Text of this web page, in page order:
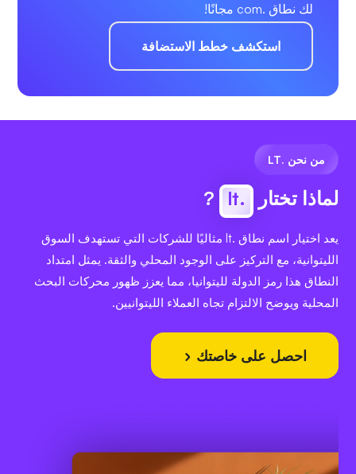
لك نطاق .com مجانًا!
استكشف خطط الاستضافة
من نحن .LT
لماذا تختار .lt
?
يعد اختيار اسم نطاق .lt مثاليًا للشركات التي تستهدف السوق
الليتوانية، مع التركيز على الوجود المحلي والثقة. يمثل امتداد
النطاق هذا رمز الدولة لليتوانيا، مما يعزز ظهور محركات البحث
المحلية ويوضح الالتزام تجاه العملاء الليتوانيين.
احصل على خاصتك